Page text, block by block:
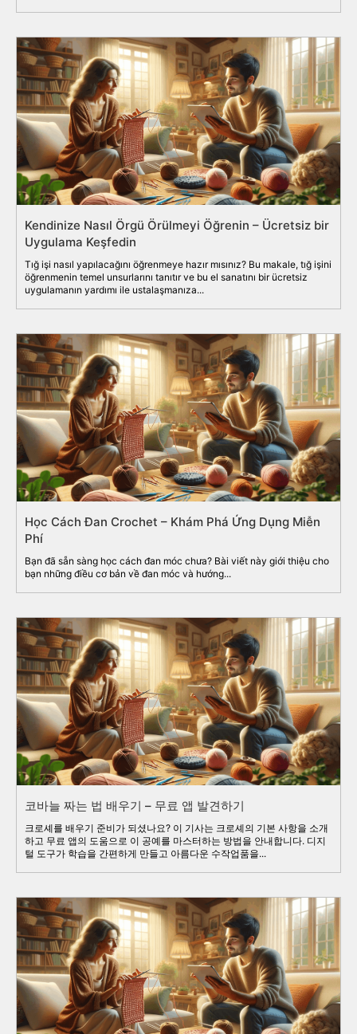
Kendinize Nasıl Örgü Örülmeyi Öğrenin – Ücretsiz bir
Uygulama Keşfedin
Tığ işi nasıl yapılacağını öğrenmeye hazır mısınız? Bu makale, tığ işini
öğrenmenin temel unsurlarını tanıtır ve bu el sanatını bir ücretsiz
uygulamanın yardımı ile ustalaşmanıza...
Học Cách Đan Crochet – Khám Phá Ứng Dụng Miễn
Phí
Bạn đã sẵn sàng học cách đan móc chưa? Bài viết này giới thiệu cho
bạn những điều cơ bản về đan móc và hướng...
코바늘 짜는 법 배우기 – 무료 앱 발견하기
크로셰를 배우기 준비가 되셨나요? 이 기사는 크로셰의 기본 사항을 소개
하고 무료 앱의 도움으로 이 공예를 마스터하는 방법을 안내합니다. 디지
털 도구가 학습을 간편하게 만들고 아름다운 수작업품을...